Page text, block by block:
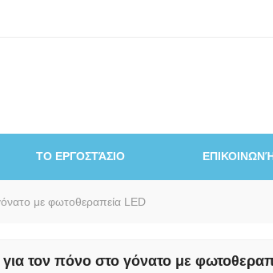
ΤΟ ΕΡΓΟΣΤΆΣΙΟ
με φωτοθεραπεία LED
τον πόνο στο γόνατο με